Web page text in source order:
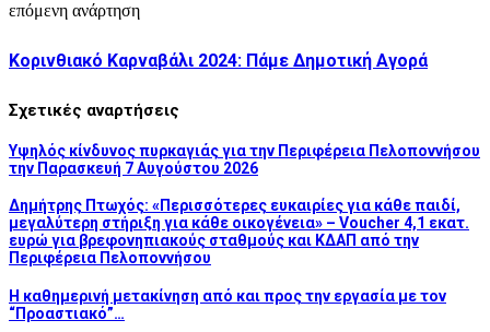
επόμενη ανάρτηση
Κορινθιακό Καρναβάλι 2024: Πάμε Δημοτική Αγορά
Σχετικές αναρτήσεις
Υψηλός κίνδυνος πυρκαγιάς για την Περιφέρεια Πελοποννήσου
την Παρασκευή 7 Αυγούστου 2026
Δημήτρης Πτωχός: «Περισσότερες ευκαιρίες για κάθε παιδί,
μεγαλύτερη στήριξη για κάθε οικογένεια» – Voucher 4,1 εκατ.
ευρώ για βρεφονηπιακούς σταθμούς και ΚΔΑΠ από την
Περιφέρεια Πελοποννήσου
H καθημερινή μετακίνηση από και προς την εργασία με τον
“Προαστιακό”…